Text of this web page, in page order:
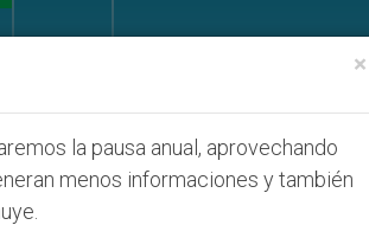
×
la pausa anual, aprovechando
menos informaciones y también